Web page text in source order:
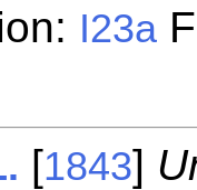
I23a
[1843]